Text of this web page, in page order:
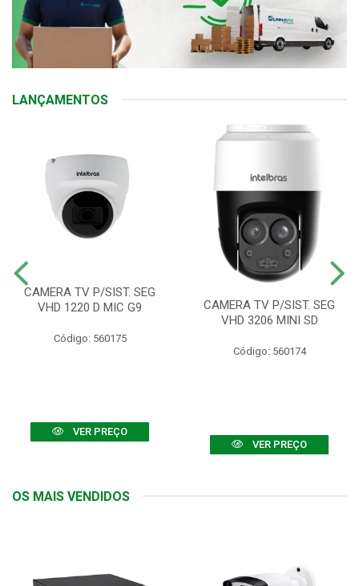
LANÇAMENTOS
CAMERA TV P/SIST. SEG
VHD 1220 D MIC G9
Código: 560175
VER PREÇO
CAMERA TV P/SIST. SEG
VHD 3206 MINI SD
Código: 560174
VER PREÇO
OS MAIS VENDIDOS